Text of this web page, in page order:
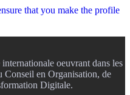
that you make the profile
oeuvrant dans les
Conseil en Organisation, de
Digitale.